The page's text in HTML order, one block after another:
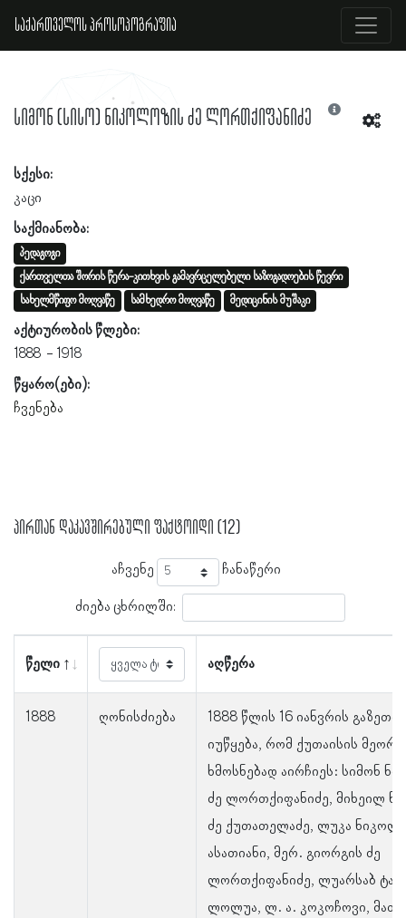
საქართველოს პროსოპოგრაფია
სიმონ (სისო) ნიკოლოზის ძე ლორთქიფანიძე
სქესი:
კაცი
საქმიანობა:
პედაგოგი
ქართველთა შორის წერა-კითხვის გამავრცელებელი საზოგადოების წევრი
სახელმწიფო მოღვაწე
სამხედრო მოღვაწე მედიცინის მუშაკი
აქტიურობის წლები:
1888
1918
წყარო(ები):
ჩვენება
პირთან დაკავშირებული ფაქტოიდი (12)
აჩვენე ჩანაწერი
ძიება ცხრილში:
წელი აღწერა
1888 ღონისძიება
1888 წლის 16 იანვრის გაზეთი
იუწყება, რომ ქუთაისის
ხმოსნებად აირჩიეს: სიმონ
ძე ლორთქიფანიძე, მიხეილ
ძე ქუთათელაძე, ლუკა
ასათიანი, მერ. გიორგის ძე
ლორთქიფანიძე, ლუარსაბ
ლოლუა, ლ. ა. კოკოჩოვი, მათე